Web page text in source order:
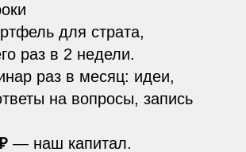
для страта,
раз в 2 недели.
раз в месяц: идеи,
на вопросы, запись
— наш капитал.